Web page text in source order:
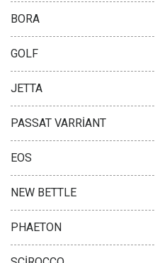
BORA
GOLF
JETTA
PASSAT VARRİANT
EOS
NEW BETTLE
PHAETON